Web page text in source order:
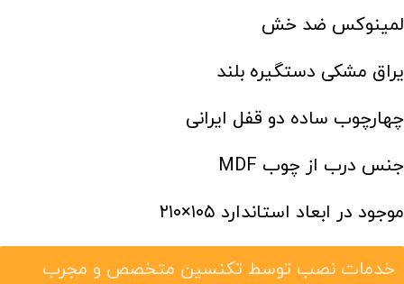
لمینوکس ضد خش
یراق مشکی دستگیره بلند
چهارچوب ساده دو قفل ایرانی
جنس درب از چوب MDF
موجود در ابعاد استاندارد ۱۰۵×۲۱۰
خدمات نصب توسط تکنسین متخصص و مجرب